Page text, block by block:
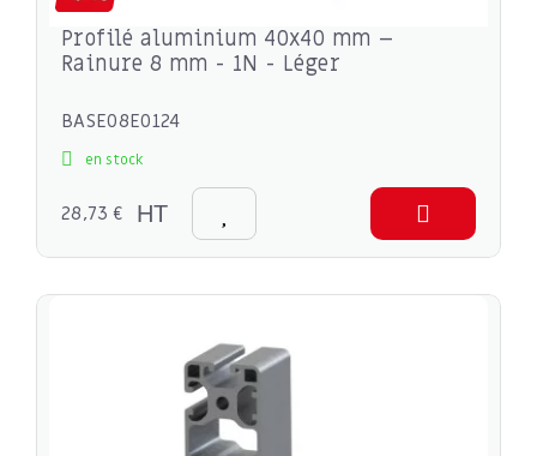
Profilé aluminium 40x40 mm –
Rainure 8 mm - 1N - Léger
BASE08E0124
en stock
28,73 € HT